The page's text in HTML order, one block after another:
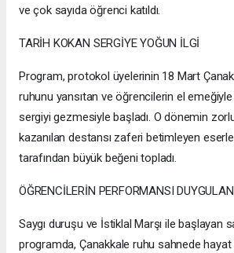
ve çok sayıda öğrenci katıldı.
​TARİH KOKAN SERGİYE YOĞUN İLGİ
​Program, protokol üyelerinin 18 Mart
ruhunu yansıtan ve öğrencilerin el
sergiyi gezmesiyle başladı. O dönemin
kazanılan destansı zaferi betimleyen
tarafından büyük beğeni topladı.
​ÖĞRENCİLERİN PERFORMANSI
​Saygı duruşu ve İstiklal Marşı ile başlayan
programda, Çanakkale ruhu sahnede hayat